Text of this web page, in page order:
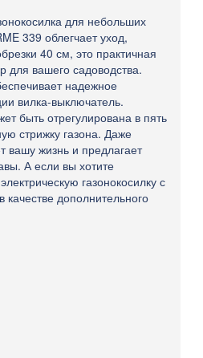
для небольших
339 облегчает уход,
40 см, это практичная
вашего садоводства.
надежное
вилка-выключатель.
быть отрегулирована в пять
стрижку газона. Даже
вашу жизнь и предлагает
А если вы хотите
газонокосилку с
дополнительного